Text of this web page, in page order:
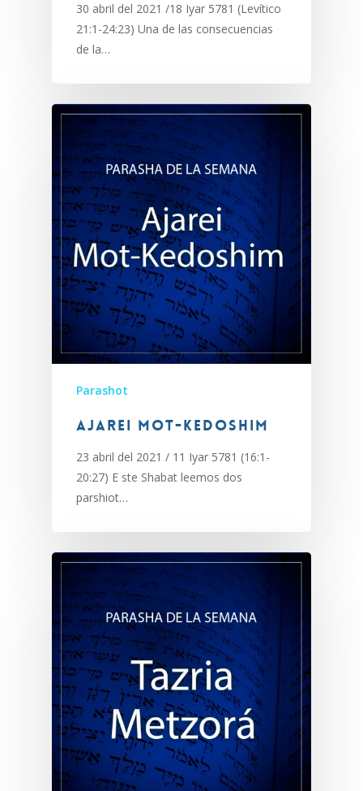
30 abril del 2021 /18 Iyar 5781 (Levítico
21:1-24:23) Una de las consecuencias
de la…
Parashot
Ajarei Mot-Kedoshim
23 abril del 2021 / 11 Iyar 5781 (16:1-
20:27) E ste Shabat leemos dos
parshiot…